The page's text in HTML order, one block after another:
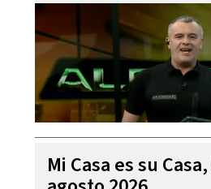
Mi Casa es su